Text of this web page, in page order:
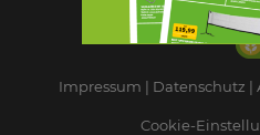
Impressum Datenschutz
Cookie-